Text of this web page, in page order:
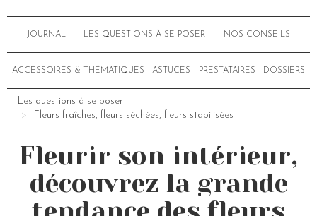
JOURNAL LES QUESTIONS À SE POSER NOS CONSEILS
ACCESSOIRES & THÉMATIQUES ASTUCES PRESTATAIRES DOSSIERS
Les questions à se poser
Fleurs fraîches, fleurs séchées, fleurs stabilisées
Fleurir son intérieur,
découvrez la grande